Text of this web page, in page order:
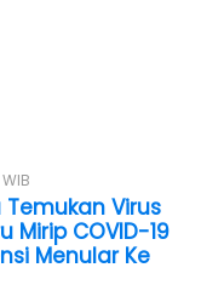
Virus
Mirip COVID-19
Menular Ke